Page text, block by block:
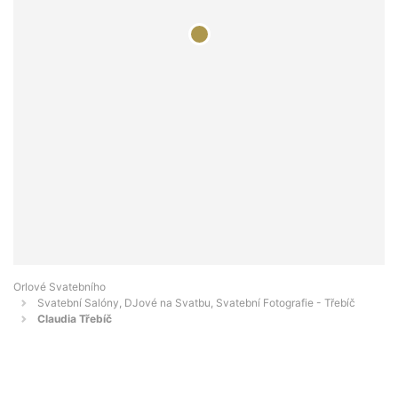
Orlové Svatebního
Svatební Salóny, DJové na Svatbu, Svatební Fotografie - Třebíč
Claudia Třebíč